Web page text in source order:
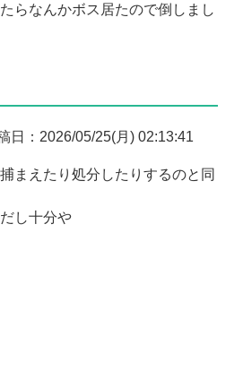
らなんかボス居たので倒しまし
日：2026/05/25(月) 02:13:41
まえたり処分したりするのと同
し十分や